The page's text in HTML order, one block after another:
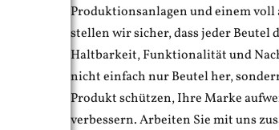
Produktionsanlagen und einem
stellen wir sicher, dass jeder
Haltbarkeit, Funktionalität und
nicht einfach nur Beutel her,
Produkt schützen, Ihre Marke
verbessern. Arbeiten Sie mit uns